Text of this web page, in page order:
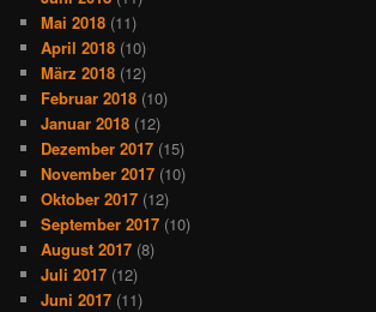
Mai 2018 (11)
April 2018 (10)
März 2018 (12)
Februar 2018 (10)
Januar 2018 (12)
Dezember 2017 (15)
November 2017 (10)
Oktober 2017 (12)
September 2017 (10)
August 2017 (8)
Juli 2017 (12)
Juni 2017 (11)